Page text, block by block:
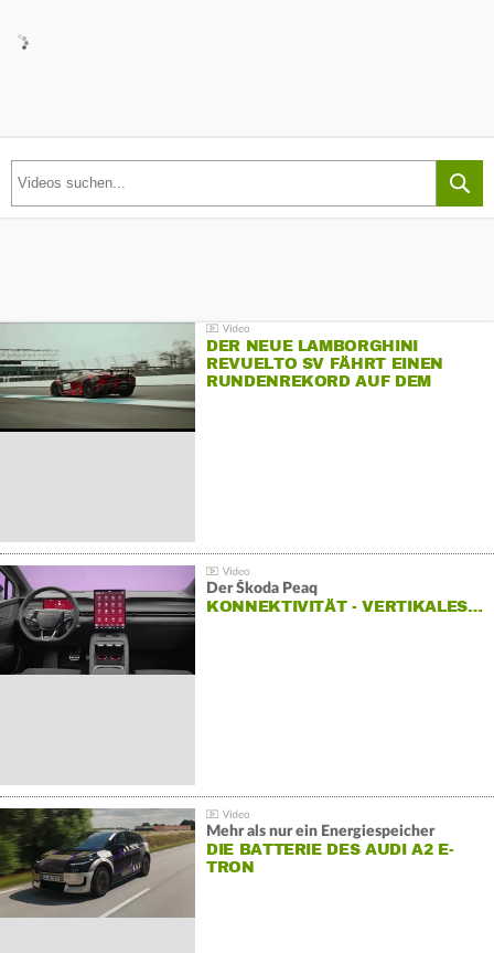
DER NEUE LAMBORGHINI
REVUELTO SV FÄHRT EINEN
RUNDENREKORD AUF DEM
Der Škoda Peaq
KONNEKTIVITÄT - VERTIKALES…
Mehr als nur ein Energiespeicher
DIE BATTERIE DES AUDI A2 E-
TRON